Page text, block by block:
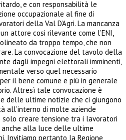
e con responsabilità le
occupazionale al fine di
della Val D’Agri. La mancanza
attore cosi rilevante come l’ENI,
da troppo tempo, che non
La convocazione del tavolo della
dagli impegni elettorali imminenti,
verso quel necessario
il bene comune e più in generale
Altresì tale convocazione è
delle ultime notizie che ci giungono
all’interno di molte aziende
solo creare tensione tra i lavoratori
anche alla luce delle ultime
Invitiamo pertanto la Regione